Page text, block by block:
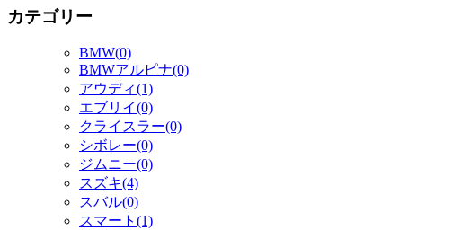
カテゴリー
BMW(0)
BMWアルピナ(0)
アウディ(1)
エブリイ(0)
クライスラー(0)
シボレー(0)
ジムニー(0)
スズキ(4)
スバル(0)
スマート(1)